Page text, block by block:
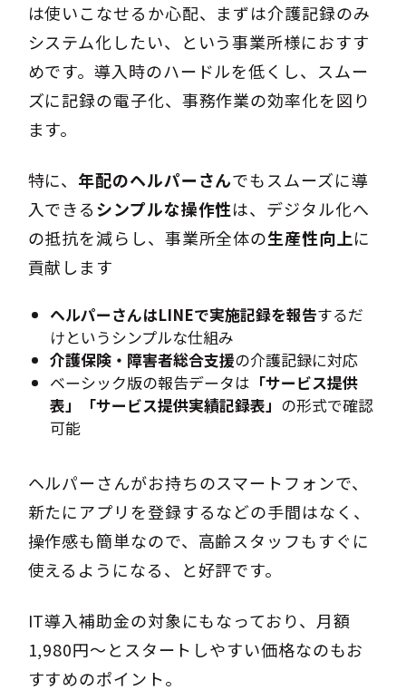
は使いこなせるか心配、まずは介護記録のみ
システム化したい、という事業所様におすす
めです。導入時のハードルを低くし、スムー
ズに記録の電子化、事務作業の効率化を図り
ます。
特に、 年配のヘルパーさんでもスムーズに導
入できるシンプルな操作性は、デジタル化へ
の抵抗を減らし、事業所全体の生産性向上に
貢献します
ヘルパーさんはLINEで実施記録を報告するだ
けというシンプルな仕組み
介護保険・障害者総合支援の介護記録に対応
ベーシック版の報告データは 「サービス提供
表」「サービス提供実績記録表」 の形式で確認
可能
ヘルパーさんがお持ちのスマートフォンで、
新たにアプリを登録するなどの手間はなく、
操作感も簡単なので、高齢スタッフもすぐに
使えるようになる、と好評です。
IT導入補助金の対象にもなっており、月額
1,980円～とスタートしやすい価格なのもお
すすめのポイント。